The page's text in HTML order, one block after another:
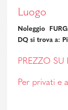
Luogo
Noleggio
DQ si trova a:
PREZZO SU
Per privati e